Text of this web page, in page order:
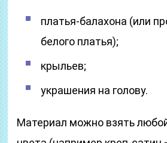
платья-балахона (или
белого платья);
крыльев;
украшения на голову.
Материал можно взять